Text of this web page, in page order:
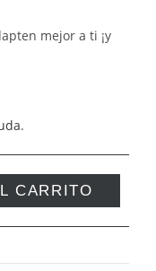
mejor a ti ¡y
.
CARRITO